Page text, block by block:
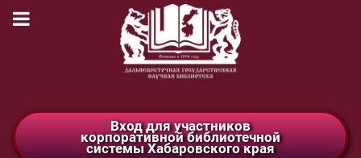
Вход для участников
корпоративной библиотечной
системы Хабаровского края